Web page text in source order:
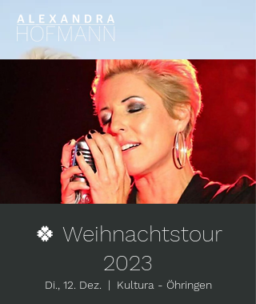
🍀 Weihnachtstour
2023
Di., 12. Dez.
  |
Kultura - Öhringen